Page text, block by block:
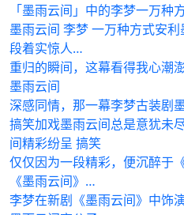
「墨雨云间」中的李梦一万种
墨雨云间 李梦 一万种方式安
段着实惊人…
重归的瞬间，这幕看得我心潮
墨雨云间
深感同情，那一幕李梦古装剧
搞笑加戏墨雨云间总是意犹未
间精彩纷呈 搞笑
仅仅因为一段精彩，便沉醉于
《墨雨云间》…
李梦在新剧《墨雨云间》中饰